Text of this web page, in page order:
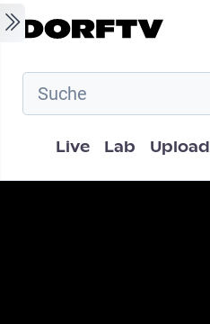
Skip to main content
Hauptnavigation
Live Lab Upload